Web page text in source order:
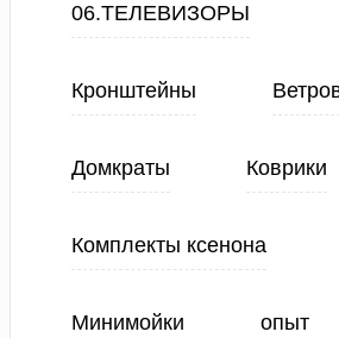
06.ТЕЛЕВИЗОРЫ
Кронштейны
Домкраты Коврики
Комплекты ксенона
Минимойки опыт